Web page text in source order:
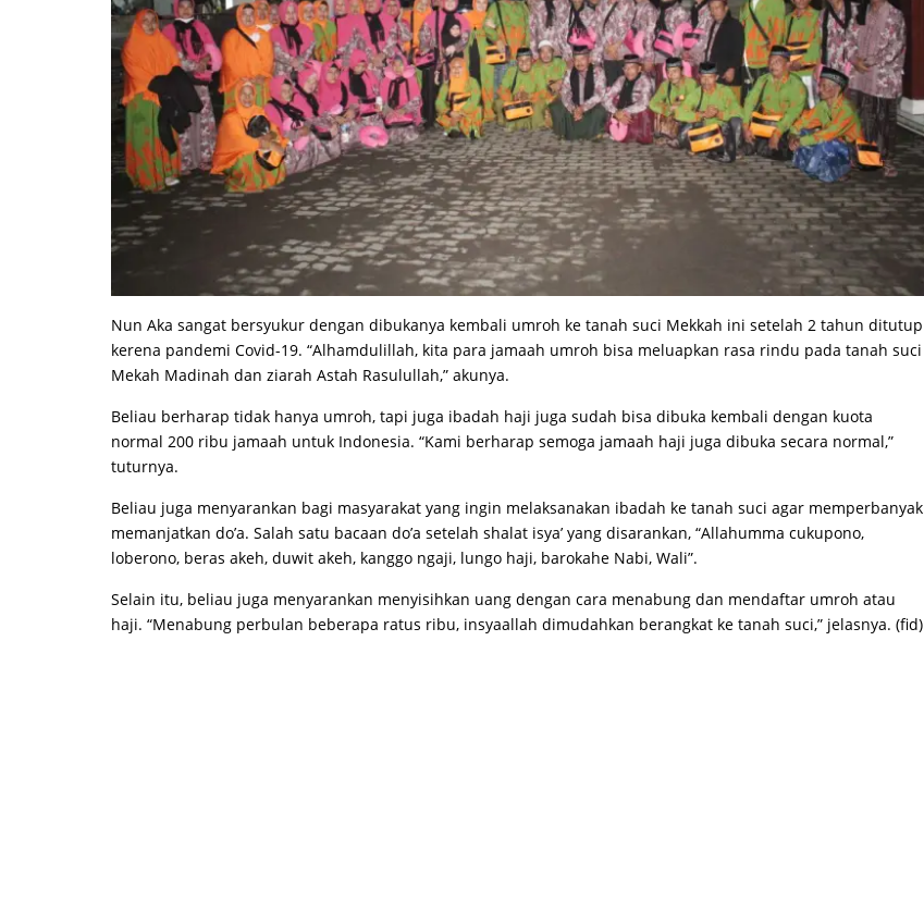
Nun Aka sangat bersyukur dengan dibukanya kembali umroh ke tanah suci Mekkah ini setelah 2 tahun ditutup
kerena pandemi Covid-19. “Alhamdulillah, kita para jamaah umroh bisa meluapkan rasa rindu pada tanah suci
Mekah Madinah dan ziarah Astah Rasulullah,” akunya.
Beliau berharap tidak hanya umroh, tapi juga ibadah haji juga sudah bisa dibuka kembali dengan kuota
normal 200 ribu jamaah untuk Indonesia. “Kami berharap semoga jamaah haji juga dibuka secara normal,”
tuturnya.
Beliau juga menyarankan bagi masyarakat yang ingin melaksanakan ibadah ke tanah suci agar memperbanyak
memanjatkan do’a. Salah satu bacaan do’a setelah shalat isya’ yang disarankan, “Allahumma cukupono,
loberono, beras akeh, duwit akeh, kanggo ngaji, lungo haji, barokahe Nabi, Wali”.
Selain itu, beliau juga menyarankan menyisihkan uang dengan cara menabung dan mendaftar umroh atau
haji. “Menabung perbulan beberapa ratus ribu, insyaallah dimudahkan berangkat ke tanah suci,” jelasnya. (fid)